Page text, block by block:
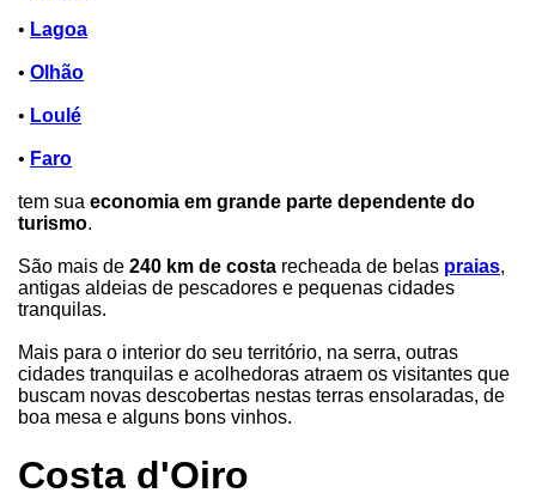
• Lagoa
• Olhão
• Loulé
• Faro
tem sua economia em grande parte dependente do
turismo.
São mais de 240 km de costa recheada de belas praias,
antigas aldeias de pescadores e pequenas cidades
tranquilas.
Mais para o interior do seu território, na serra, outras
cidades tranquilas e acolhedoras atraem os visitantes que
buscam novas descobertas nestas terras ensolaradas, de
boa mesa e alguns bons vinhos.
Costa d'Oiro